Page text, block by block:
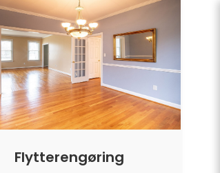
Flytterengøring